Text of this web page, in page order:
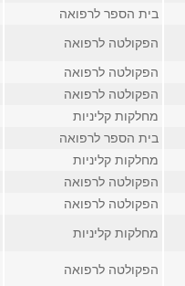
בית הספר לרפואה
הפקולטה לרפואה
הפקולטה לרפואה
הפקולטה לרפואה
מחלקות קליניות
בית הספר לרפואה
מחלקות קליניות
הפקולטה לרפואה
הפקולטה לרפואה
מחלקות קליניות
הפקולטה לרפואה